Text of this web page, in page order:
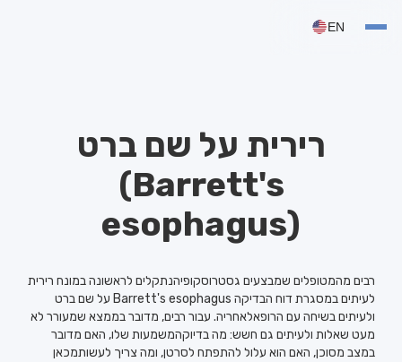
EN
רירית על שם ברט
(Barrett's
esophagus)
רבים מהמטופלים שמבצעים גסטרוסקופיהנתקלים לראשונה במונח רירית
על שם ברט Barrett's esophagus לעיתים במסגרת דוח הבדיקה
ולעיתים בשיחה עם הרופאלאחריה. עבור רבים, מדובר בממצא שמעורר לא
מעט שאלות ולעיתים גם חשש: מה בדיוקהמשמעות שלו, האם מדובר
במצב מסוכן, האם הוא עלול להתפתח לסרטן, ומה צריך לעשותמכאן